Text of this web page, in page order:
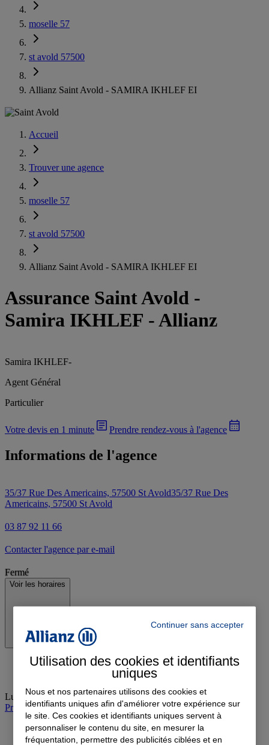
moselle 57
st avold 57500
Allianz Saint Avold - SAMIRA IKHLEF EI
Accueil
Trouver une agence
moselle 57
st avold 57500
Allianz Saint Avold - SAMIRA IKHLEF EI
Assurance Saint Avold -
Samira IKHLEF - Allianz
Samira IKHLEF-
Agent Général
Particulier
Votre devis en 1 minute Prendre rendez-vous à l'agence
Informations de l'agence
35/37 Rue Des Americains, 57500 St Avold35/37 Rue Des
Americains, 57500 St Avold
03 87 92 11 66
Contacter l'agence par e-mail
Fermé
Voir les horaires
Lundi: 13:00-17:00
Prendre rendez-vous à l'agence
Continuer sans accepter
Utilisation des cookies et identifiants
uniques
Nous et nos partenaires utilisons des cookies et
identifiants uniques afin d'améliorer votre expérience sur
le site. Ces cookies et identifiants uniques servent à
personnaliser le contenu du site, en mesurer la
fréquentation, permettre des publicités ciblées et en